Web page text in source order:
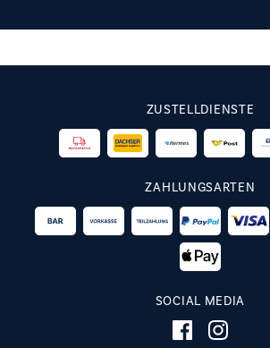
ZUSTELLDIENSTE
ZAHLUNGSARTEN
SOCIAL MEDIA